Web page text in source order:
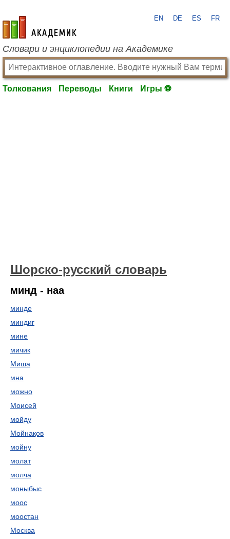
academic.ru
EN DE ES FR
Словари и энциклопедии на Академике
Толкования Переводы Книги Игры ⚽
Шорско-русский словарь
минд - наа
минде
миндиг
мине
мичик
Миша
мна
можно
Моисей
мойду
Мойнақов
мойну
молат
молча
моныбыс
моос
моостан
Москва